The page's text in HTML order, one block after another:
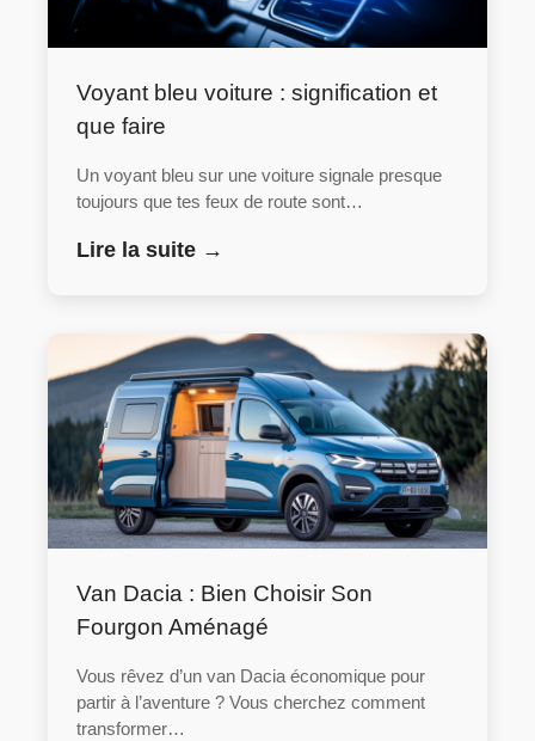
Voyant bleu voiture : signification et
que faire
Un voyant bleu sur une voiture signale presque
toujours que tes feux de route sont…
Lire la suite →
Van Dacia : Bien Choisir Son
Fourgon Aménagé
Vous rêvez d’un van Dacia économique pour
partir à l’aventure ? Vous cherchez comment
transformer…